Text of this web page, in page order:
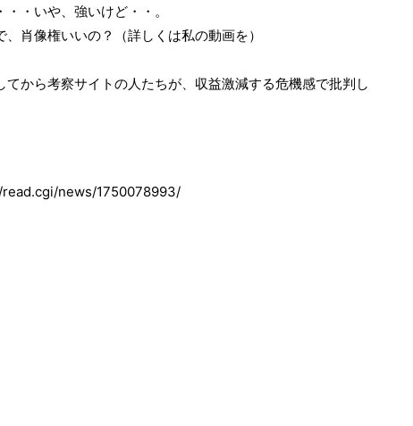
・いや、強いけど・・。
肖像権いいの？（詳しくは私の動画を）
てから考察サイトの人たちが、収益激減する危機感で批判し
news/1750078993/